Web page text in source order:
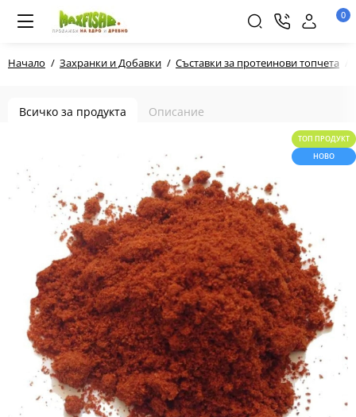
0
Начало Захранки и Добавки Съставки за протеинови топчета
Всичко за продукта Описание
ТОП ПРОДУКТ
НОВО